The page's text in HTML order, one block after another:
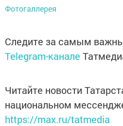
Фотогаллерея
Следите за самым
Telegram-канале
Читайте новости
национальном
https://max.ru/tatmedia